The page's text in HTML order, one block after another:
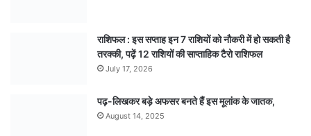
राशिफल : इस सप्ताह इन 7 राशियों को नौकरी में हो सकती है
तरक्की, पढ़ें 12 राशियों की साप्ताहिक टैरो राशिफल
July 17, 2026
पढ़-लिखकर बड़े अफसर बनते हैं इस मूलांक के जातक,
August 14, 2025